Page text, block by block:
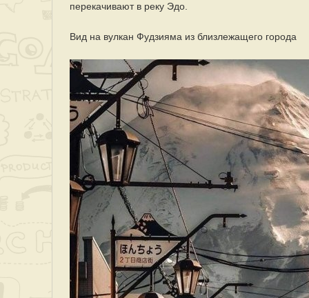
перекачивают в реку Эдо.
Вид на вулкан Фудзияма из близлежащего города